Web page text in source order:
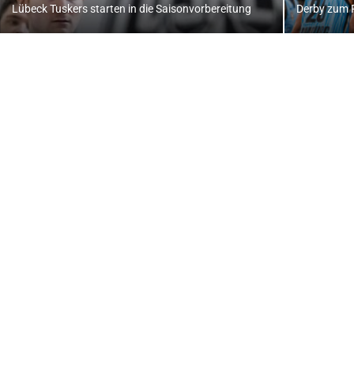
Lübeck Tuskers starten in die Saisonvorbereitung Derby zum